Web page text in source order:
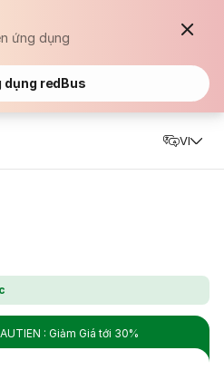
ứng dụng
dụng redBus
VI
: Giảm Giá tới 30%